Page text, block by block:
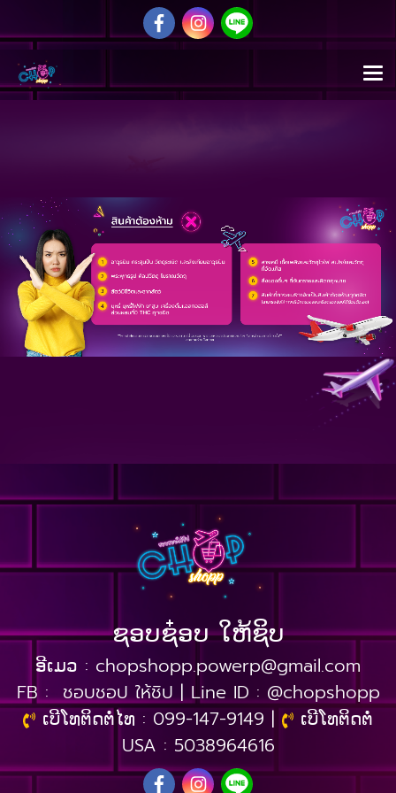
ຊອບຊ໋ອບ ໃຫ້ຊິບ
ອີເມວ : chopshopp.powerp@gmail.com
FB :ชอบชอป ให้ชิป| Line ID : @chopshopp
ເບີໂທຕິດຕໍ່ໄທ : 099-147-9149 |
ເບີໂທຕິດຕໍ່
USA : 5038964616